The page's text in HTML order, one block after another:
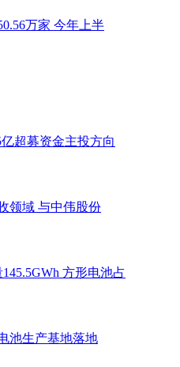
万家 今年上半
超募资金主投方向
领域 与中伟股份
方形电池占
池生产基地落地